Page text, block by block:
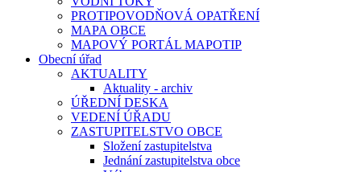
PROTIPOVODŇOVÁ OPATŘENÍ
MAPA OBCE
MAPOVÝ PORTÁL MAPOTIP
Obecní úřad
AKTUALITY
Aktuality - archiv
ÚŘEDNÍ DESKA
VEDENÍ ÚŘADU
ZASTUPITELSTVO OBCE
Složení zastupitelstva
Jednání zastupitelstva obce